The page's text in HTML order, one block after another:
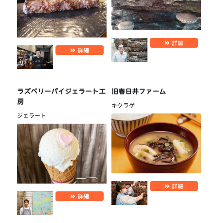
詳細
詳細
ラズベリーパイジェラート工
房
ジェラート
詳細
旧春日井ファーム
キクラゲ
詳細